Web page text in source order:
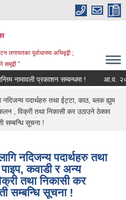
लगायतका पूर्वाधारमा अभिवृद्वी ;
समृद्वी "
नामावली प्रकाशन सम्बन्धमा ! आ.व. २०८३/
पदार्थहरु तथा ईट्टा, काठ, ब्लक ह्युम
, विक्री तथा निकासी कर उठाउने ठेक्का
सम्बन्धि सूचना !
नदिजन्य पदार्थहरु तथा
कवाडी र अन्य
तथा निकासी कर
सम्बन्धि सूचना !